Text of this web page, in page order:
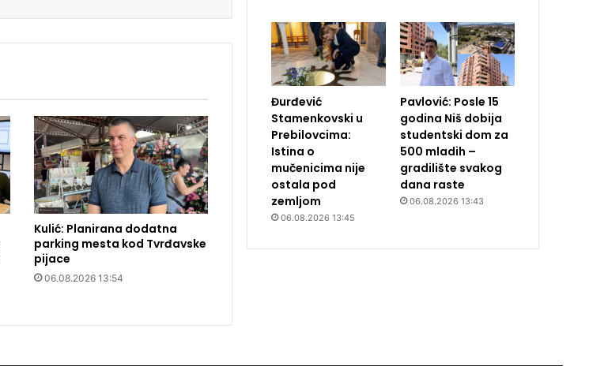
Kulić: Planirana dodatna
parking mesta kod Tvrđavske
pijace
06.08.2026 13:54
Đurđević
Stamenkovski u
Prebilovcima:
Istina o
mučenicima nije
ostala pod
zemljom
06.08.2026 13:45
Pavlović: Posle 15
godina Niš dobija
studentski dom za
500 mladih –
gradilište svakog
dana raste
06.08.2026 13:43